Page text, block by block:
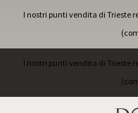
I nostri punti vendita di Trieste
I nostri punti vendita di Trieste